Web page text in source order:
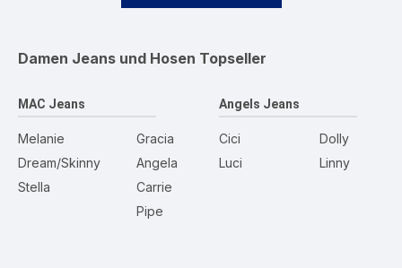
Damen Jeans und Hosen Topseller
MAC Jeans
Melanie
Dream/Skinny
Stella
Gracia
Angela
Carrie
Pipe
Angels Jeans
Cici
Luci
Dolly
Linny